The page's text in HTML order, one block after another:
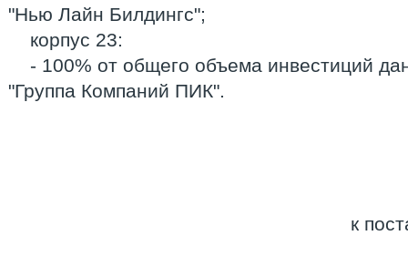
"Нью Лайн Билдингс";
корпус 23:
- 100% от общего объема инвестиций
"Группа Компаний ПИК".
к